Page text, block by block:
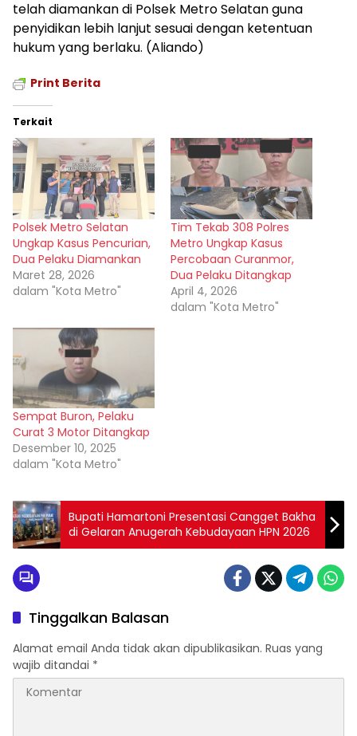
telah diamankan di Polsek Metro Selatan guna
penyidikan lebih lanjut sesuai dengan ketentuan
hukum yang berlaku. (Aliando)
Print Berita
Terkait
Polsek Metro Selatan
Ungkap Kasus Pencurian,
Dua Pelaku Diamankan
Maret 28, 2026
dalam "Kota Metro"
Tim Tekab 308 Polres
Metro Ungkap Kasus
Percobaan Curanmor,
Dua Pelaku Ditangkap
April 4, 2026
dalam "Kota Metro"
Sempat Buron, Pelaku
Curat 3 Motor Ditangkap
Desember 10, 2025
dalam "Kota Metro"
Bupati Hamartoni Presentasi Cangget Bakha
di Gelaran Anugerah Kebudayaan HPN 2026
Tinggalkan Balasan
Alamat email Anda tidak akan dipublikasikan. Ruas yang
wajib ditandai *